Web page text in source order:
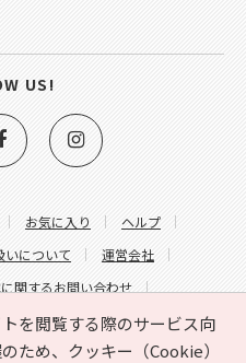
を閲覧する際のサービス向
ため、クッキー（Cookie）
お気に入り
ヘルプ
いについて
運営会社
関するお問い合わせ
るお問い合わせ
US!